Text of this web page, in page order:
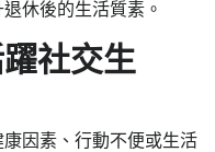
休後的生活質素。
社交生
因素、行動不便或生活